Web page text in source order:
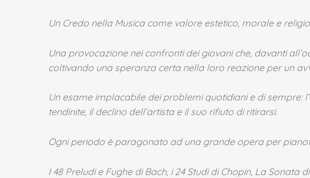
Un Credo nella Musica come valore estetico, morale e
Una provocazione nei confronti dei giovani che, davanti
coltivando una speranza certa nella loro reazione per un
Un esame implacabile dei problemi quotidiani e di sempre:
tendinite, il declino dell’artista e il suo rifiuto di ritirarsi.
Ogni periodo è paragonato ad una grande opera per
I 48 Preludi e Fughe di Bach, i 24 Studi di Chopin, La